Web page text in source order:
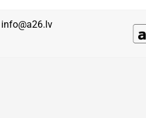
info@a26.lv